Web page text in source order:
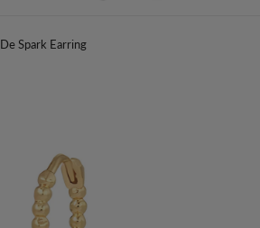
De Spark Earring